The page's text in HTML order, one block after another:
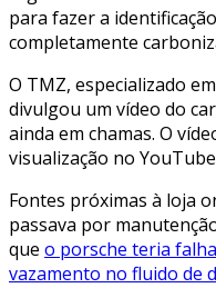
para fazer a
completamente
O TMZ, especializado
divulgou um vídeo do
ainda em chamas. O
visualização no
Fontes próximas à loja
passava por
que o porsche teria
vazamento no fluido de